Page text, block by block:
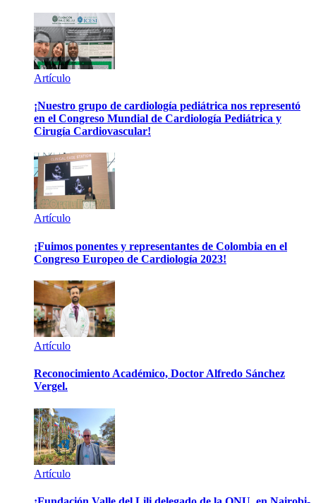
Artículo
¡Nuestro grupo de cardiología pediátrica nos representó
en el Congreso Mundial de Cardiología Pediátrica y
Cirugía Cardiovascular!
Artículo
¡Fuimos ponentes y representantes de Colombia en el
Congreso Europeo de Cardiología 2023!
Artículo
Reconocimiento Académico, Doctor Alfredo Sánchez
Vergel.
Artículo